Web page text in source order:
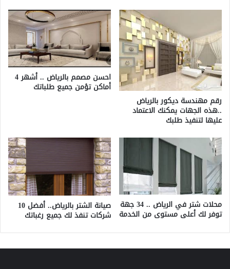
رقم مهندسة ديكور بالرياض
..هذه الجهات يمكنك الاعتماد
عليها لتنفيذ طلبك
احسن مصمم بالرياض .. أشهر 4
أماكن تؤمن جميع طلباتك
محلات شتر في الرياض .. 34 جهة
توفر لك أعلى مستوى من الخدمة
صيانة الشتر بالرياض.. أفضل 10
شركات تنفذ لك جميع رغباتك